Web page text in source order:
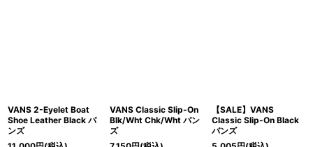
VANS 2-Eyelet Boat
Shoe Leather Black バ
ンズ
VANS Classic Slip-On
Blk/Wht Chk/Wht バン
ズ
【SALE】VANS
Classic Slip-On Black
バンズ